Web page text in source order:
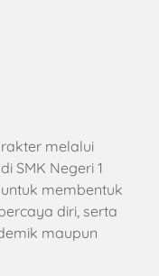
melalui
SMK Negeri 1
membentuk
diri, serta
maupun